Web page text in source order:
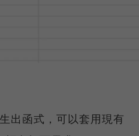
出函式，可以套用現有